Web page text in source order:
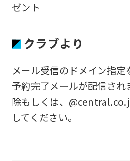
ゼント
クラブより
メール受信のドメイン指定
予約完了メールが配信され
除もしくは、
してください。